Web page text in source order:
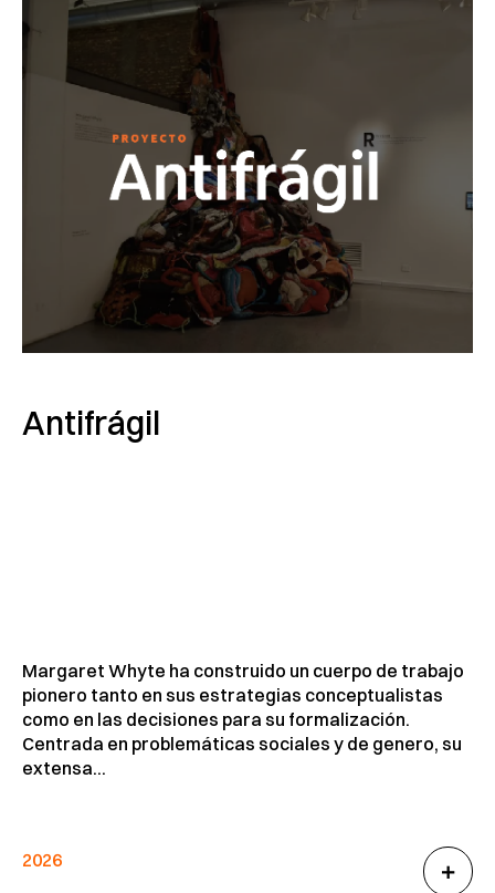
Antifrágil
Margaret Whyte ha construido un cuerpo de trabajo
pionero tanto en sus estrategias conceptualistas
como en las decisiones para su formalización.
Centrada en problemáticas sociales y de genero, su
extensa...
2026